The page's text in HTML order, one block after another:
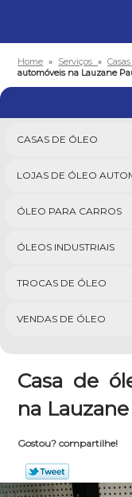
Home » Serviços»
automóveis na Lauzane
CASAS DE ÓLEO
LOJAS DE ÓLEO
ÓLEO PARA CARROS
ÓLEOS INDUSTRIAIS
TROCAS DE ÓLEO
VENDAS DE ÓLEO
Casa de
na
Gostou? compartilhe!